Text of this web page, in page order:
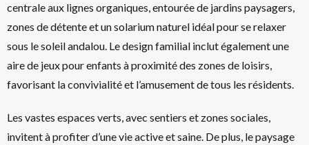
centrale aux lignes organiques, entourée de jardins paysagers,
zones de détente et un solarium naturel idéal pour se relaxer
sous le soleil andalou. Le design familial inclut également une
aire de jeux pour enfants à proximité des zones de loisirs,
favorisant la convivialité et l’amusement de tous les résidents.
Les vastes espaces verts, avec sentiers et zones sociales,
invitent à profiter d’une vie active et saine. De plus, le paysage